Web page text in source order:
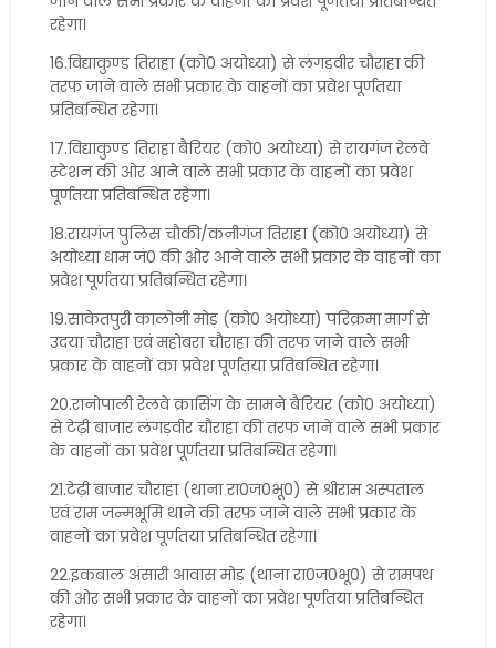
रहेगा।
16.विद्याकुण्ड तिराहा (को0 अयोध्या) से लंगड़वीर चौराहा की
तरफ जाने वाले सभी प्रकार के वाहनों का प्रवेश पूर्णतया
प्रतिबन्धित रहेगा।
17.विद्याकुण्ड तिराहा बैरियर (को0 अयोध्या) से रायगंज रेलवे
स्टेशन की ओर आने वाले सभी प्रकार के वाहनों का प्रवेश
पूर्णतया प्रतिबन्धित रहेगा।
18.रायगंज पुलिस चौकी/कनीगंज तिराहा (को0 अयोध्या) से
अयोध्या धाम जं0 की ओर आने वाले सभी प्रकार के वाहनों का
प्रवेश पूर्णतया प्रतिबन्धित रहेगा।
19.साकेतपुरी कालोनी मोड़ (को0 अयोध्या) परिक्रमा मार्ग से
उदया चौराहा एवं महोबरा चौराहा की तरफ जाने वाले सभी
प्रकार के वाहनों का प्रवेश पूर्णतया प्रतिबन्धित रहेगा।
20.रानोपाली रेलवे क्रासिंग के सामने बैरियर (को0 अयोध्या)
से टेढ़ी बाजार लंगड़वीर चौराहा की तरफ जाने वाले सभी प्रकार
के वाहनों का प्रवेश पूर्णतया प्रतिबन्धित रहेगा।
21.टेढ़ी बाजार चौराहा (थाना रा0ज0भू0) से श्रीराम अस्पताल
एवं राम जन्मभूमि थाने की तरफ जाने वाले सभी प्रकार के
वाहनों का प्रवेश पूर्णतया प्रतिबन्धित रहेगा।
22.इकबाल अंसारी आवास मोड़ (थाना रा0ज0भू0) से रामपथ
की ओर सभी प्रकार के वाहनों का प्रवेश पूर्णतया प्रतिबन्धित
रहेगा।